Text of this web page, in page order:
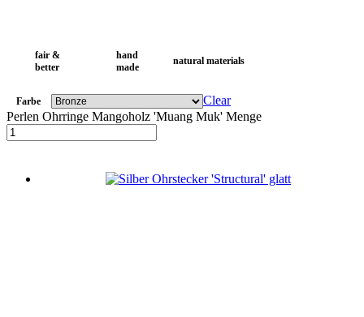
fair &
better
hand
made
natural materials
Farbe
Clear
Perlen Ohrringe Mangoholz 'Muang Muk' Menge